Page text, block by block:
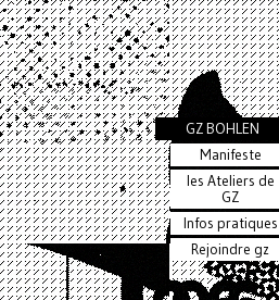
GZ BOHLEN
Manifeste
les Ateliers de
GZ
Infos pratiques
Rejoindre gz